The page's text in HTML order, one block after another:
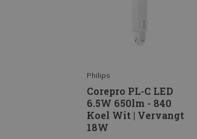
Philips
Corepro PL-C LED
6.5W 650lm - 840
Koel Wit | Vervangt
18W